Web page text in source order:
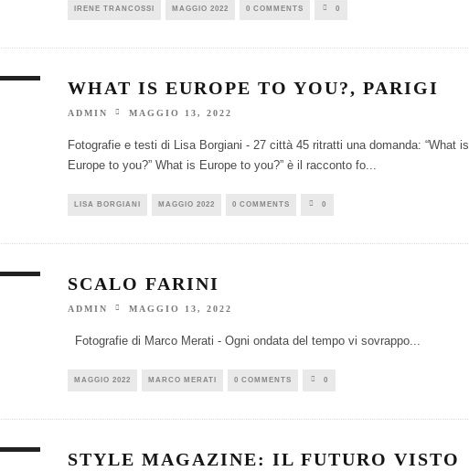
IRENE TRANCOSSI MAGGIO 2022 0 COMMENTS 0
WHAT IS EUROPE TO YOU?, PARIGI
ADMIN MAGGIO 13, 2022
Fotografie e testi di Lisa Borgiani - 27 città 45 ritratti una domanda: “What is
Europe to you?” What is Europe to you?” è il racconto fo...
LISA BORGIANI MAGGIO 2022 0 COMMENTS 0
SCALO FARINI
ADMIN MAGGIO 13, 2022
Fotografie di Marco Merati - Ogni ondata del tempo vi sovrappo...
MAGGIO 2022 MARCO MERATI 0 COMMENTS 0
STYLE MAGAZINE: IL FUTURO VISTO